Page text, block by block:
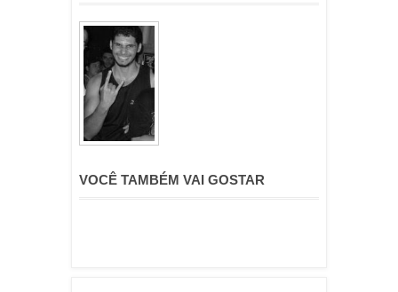
VOCÊ TAMBÉM VAI GOSTAR